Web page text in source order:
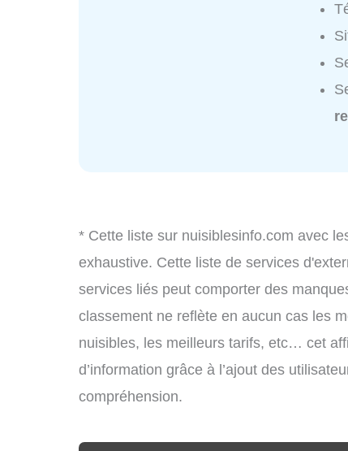
* Cette liste sur nuisiblesinfo.com avec
exhaustive. Cette liste de services
services liés peut comporter des
classement ne reflète en aucun cas les
nuisibles, les meilleurs tarifs, etc… cet
d’information grâce à l’ajout des
compréhension.